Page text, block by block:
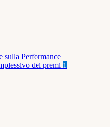
sulla Performance
dei premi 1